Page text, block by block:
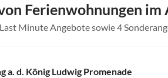
Ferienwohnungen im
Minute Angebote sowie 4
a. d. König Ludwig Promenade